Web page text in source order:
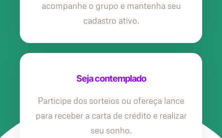
acompanhe o grupo e mantenha seu
cadastro ativo.
Seja contemplado
Participe dos sorteios ou ofereça lance
para receber a carta de crédito e realizar
seu sonho.